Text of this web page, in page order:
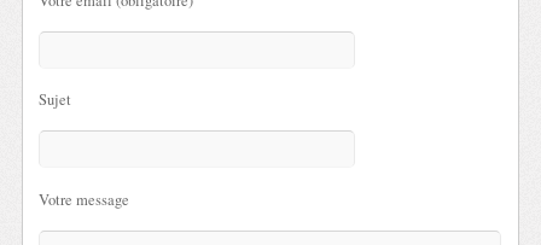
Sujet
Votre message